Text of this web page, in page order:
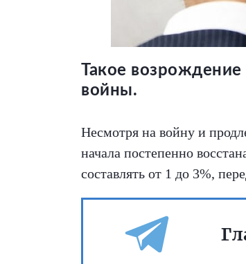
Такое
войны.
Несмотря на войну и
начала постепенно
составлять от 1 до 3%,